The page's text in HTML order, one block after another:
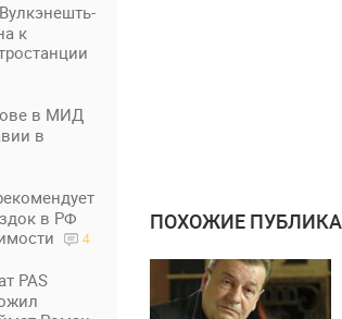
к
в МИД
в
в РФ
4
PAS
ПОХОЖИЕ